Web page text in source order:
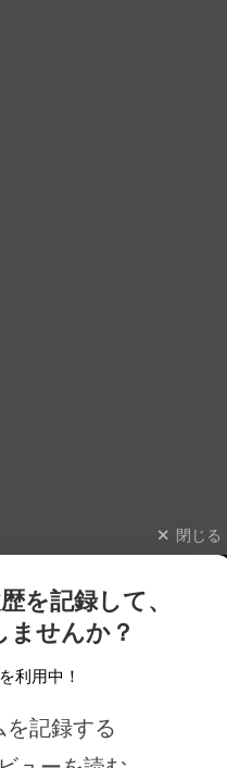
閉じる
を記録して、
ませんか？
利用中！
記録する